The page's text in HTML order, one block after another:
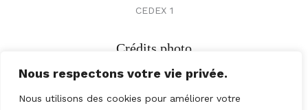
Nous respectons votre vie privée.
Nous utilisons des cookies pour améliorer votre
CEDEX 1
Crédits photo
© Vincent Beaume,